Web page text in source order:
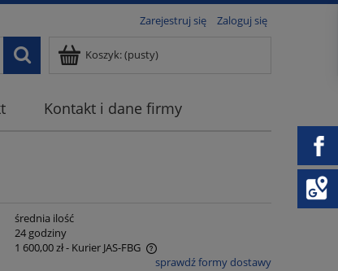
Zarejestruj się Zaloguj się
Koszyk:(pusty)
Kontakt i dane firmy
średnia ilość
24 godziny
1 600,00 zł- Kurier JAS-FBG
sprawdź formy dostawy